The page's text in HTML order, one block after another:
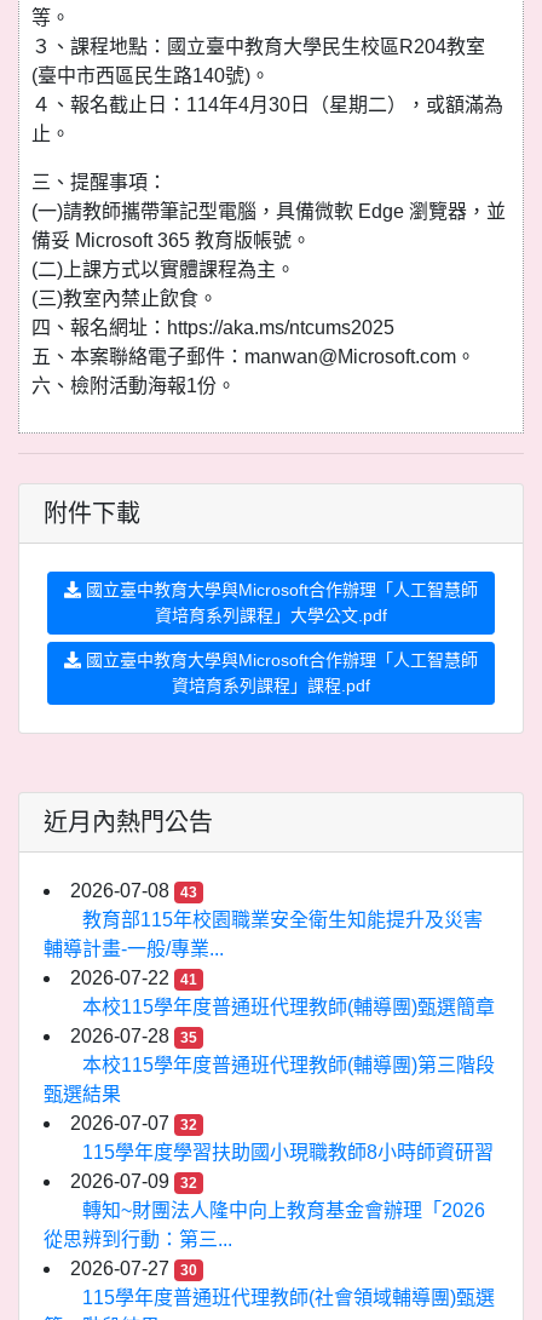
等。
３、課程地點：國立臺中教育大學民生校區R204教室
(臺中市西區民生路140號)。
４、報名截止日：114年4月30日（星期二），或額滿為
止。
三、提醒事項：
(一)請教師攜帶筆記型電腦，具備微軟 Edge 瀏覽器，並
備妥 Microsoft 365 教育版帳號。
(二)上課方式以實體課程為主。
(三)教室內禁止飲食。
四、報名網址：https://aka.ms/ntcums2025
五、本案聯絡電子郵件：manwan@Microsoft.com。
六、檢附活動海報1份。
附件下載
國立臺中教育大學與Microsoft合作辦理「人工智慧師
資培育系列課程」大學公文.pdf
國立臺中教育大學與Microsoft合作辦理「人工智慧師
資培育系列課程」課程.pdf
近月內熱門公告
2026-07-08 43
教育部115年校園職業安全衛生知能提升及災害
輔導計畫-一般/專業...
2026-07-22
41
本校115學年度普通班代理教師(輔導團)甄選簡章
2026-07-28
35
本校115學年度普通班代理教師(輔導團)第三階段
甄選結果
2026-07-07
32
115學年度學習扶助國小現職教師8小時師資研習
2026-07-09
32
轉知~財團法人隆中向上教育基金會辦理「2026
從思辨到行動：第三...
2026-07-27
30
115學年度普通班代理教師(社會領域輔導團)甄選